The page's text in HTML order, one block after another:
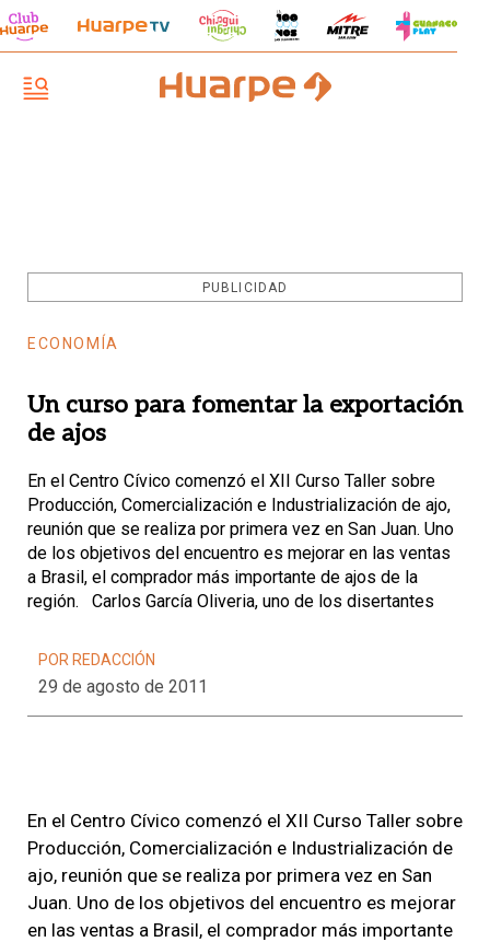
PUBLICIDAD
ECONOMÍA
Un curso para fomentar la exportación
de ajos
En el Centro Cívico comenzó el XII Curso Taller sobre
Producción, Comercialización e Industrialización de ajo,
reunión que se realiza por primera vez en San Juan. Uno
de los objetivos del encuentro es mejorar en las ventas
a Brasil, el comprador más importante de ajos de la
región. Carlos García Oliveria, uno de los disertantes
POR REDACCIÓN
29 de agosto de 2011
En el Centro Cívico comenzó el XII Curso Taller sobre
Producción, Comercialización e Industrialización de
ajo, reunión que se realiza por primera vez en San
Juan. Uno de los objetivos del encuentro es mejorar
en las ventas a Brasil, el comprador más importante